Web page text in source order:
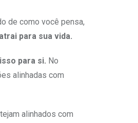
de como você pensa,
para sua vida.
para si. No
alinhadas com
alinhados com